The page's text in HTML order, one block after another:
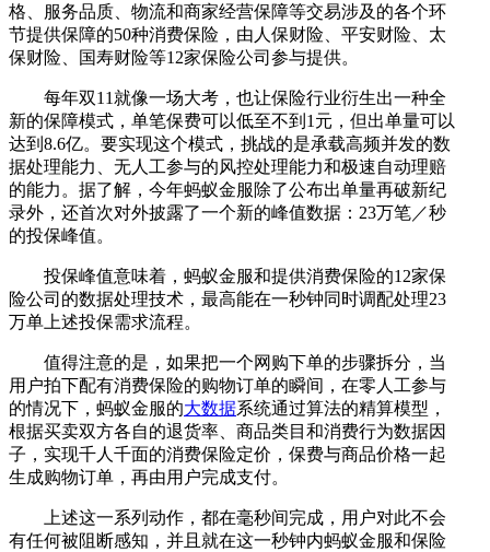
格、服务品质、物流和商家经营保障等交易涉及的各个环
节提供保障的50种消费保险，由人保财险、平安财险、太
保财险、国寿财险等12家保险公司参与提供。
每年双11就像一场大考，也让保险行业衍生出一种全
新的保障模式，单笔保费可以低至不到1元，但出单量可以
达到8.6亿。要实现这个模式，挑战的是承载高频并发的数
据处理能力、无人工参与的风控处理能力和极速自动理赔
的能力。据了解，今年蚂蚁金服除了公布出单量再破新纪
录外，还首次对外披露了一个新的峰值数据：23万笔／秒
的投保峰值。
投保峰值意味着，蚂蚁金服和提供消费保险的12家保
险公司的数据处理技术，最高能在一秒钟同时调配处理23
万单上述投保需求流程。
值得注意的是，如果把一个网购下单的步骤拆分，当
用户拍下配有消费保险的购物订单的瞬间，在零人工参与
的情况下，蚂蚁金服的大数据系统通过算法的精算模型，
根据买卖双方各自的退货率、商品类目和消费行为数据因
子，实现千人千面的消费保险定价，保费与商品价格一起
生成购物订单，再由用户完成支付。
上述这一系列动作，都在毫秒间完成，用户对此不会
有任何被阻断感知，并且就在这一秒钟内蚂蚁金服和保险